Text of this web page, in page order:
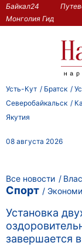
Байкал24
Монголия Гид
Усть-Кут Братск
Северобайкальск
Якутия
08 августа 2026
Все новости
Спорт
Установка
завершается